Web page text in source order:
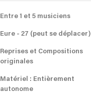
Entre 1 et 5 musiciens
Eure - 27 (peut se déplacer)
Reprises et Compositions
originales
Matériel : Entièrement
autonome